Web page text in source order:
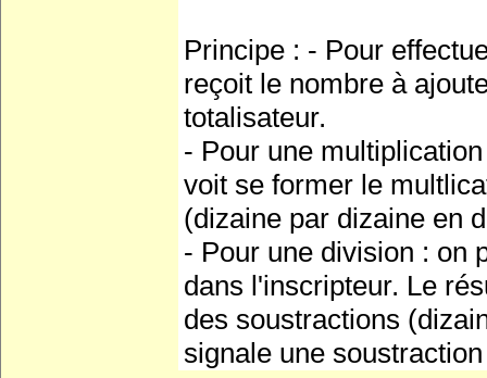
Principe : - Pour
reçoit le nombre à
totalisateur.
- Pour une
voit se former le
(dizaine par dizaine en
- Pour une division : on
dans l'inscripteur. Le
des soustractions
signale une